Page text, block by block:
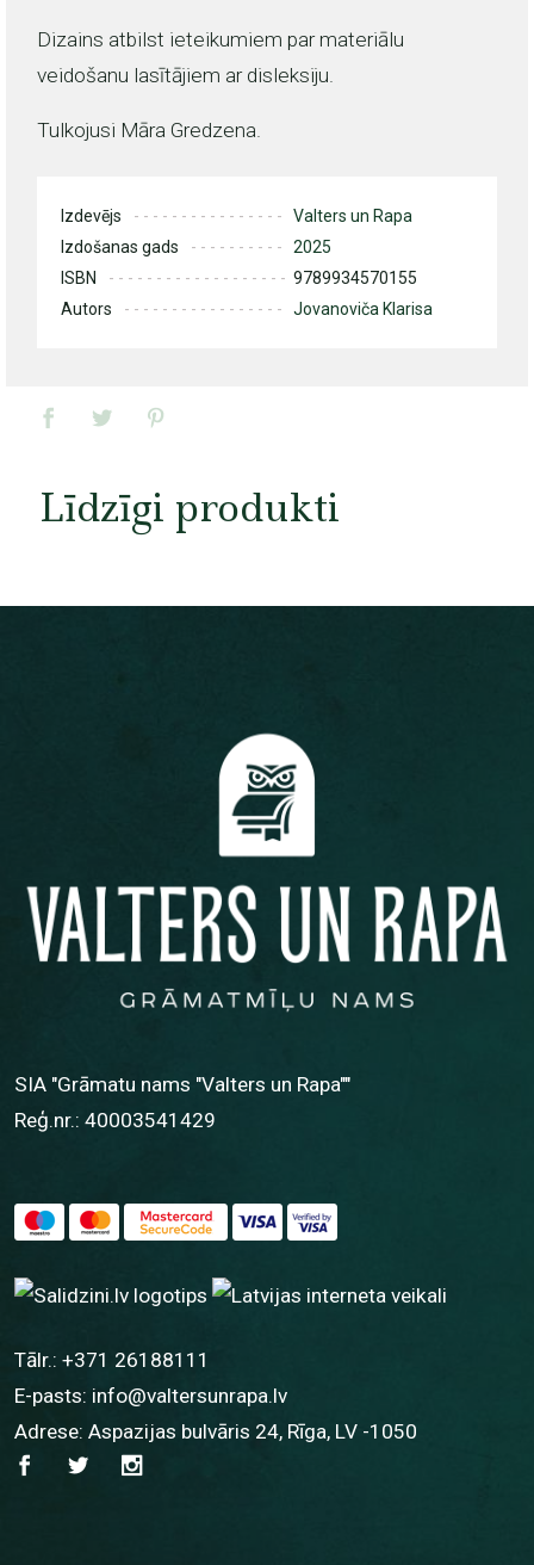
Dizains atbilst ieteikumiem par materiālu
veidošanu lasītājiem ar disleksiju.
Tulkojusi Māra Gredzena.
Izdevējs
Valters un Rapa
Izdošanas gads
2025
ISBN
9789934570155
Autors
Jovanoviča Klarisa
Līdzīgi produkti
SIA "Grāmatu nams "Valters un Rapa""
Reģ.nr.: 40003541429
Tālr.: +371 26188111
E-pasts: info@valtersunrapa.lv
Adrese: Aspazijas bulvāris 24, Rīga, LV -1050